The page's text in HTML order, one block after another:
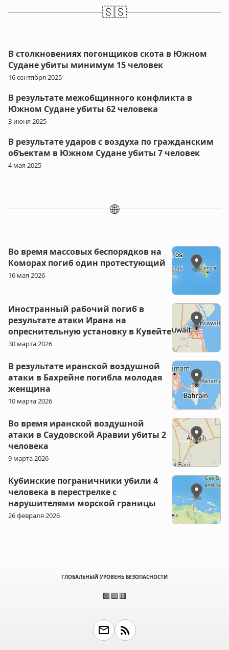
🇸🇸
В столкновениях погонщиков скота в Южном
Судане убиты минимум 15 человек
16 сентября 2025
В результате межобщинного конфликта в
Южном Судане убиты 62 человека
3 июня 2025
В результате ударов с воздуха по гражданским
объектам в Южном Судане убиты 7 человек
4 мая 2025
🌐
Во время массовых беспорядков на
Коморах погиб один протестующий
16 мая 2026
Иностранный рабочий погиб в
результате атаки Ирана на
опреснительную установку в Кувейте
30 марта 2026
В результате иранской воздушной
атаки в Бахрейне погибла молодая
женщина
10 марта 2026
Во время иранской воздушной
атаки в Саудовской Аравии убиты 2
человека
9 марта 2026
Кубинские пограничники убили 4
человека в перестрелке с
нарушителями морской границы
26 февраля 2026
ГЛОБАЛЬНЫЙ УРОВЕНЬ БЕЗОПАСНОСТИ
🟩🟩🟥
email rss_feed